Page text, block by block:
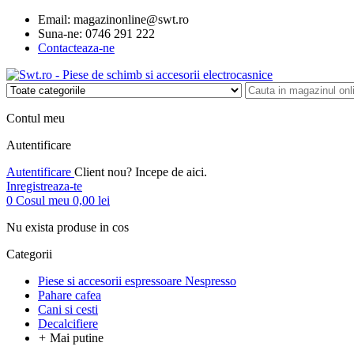
Email: magazinonline@swt.ro
Suna-ne: 0746 291 222
Contacteaza-ne
Contul meu
Autentificare
Autentificare Client nou? Incepe de aici.
Inregistreaza-te
0 Cosul meu 0,00 lei
Nu exista produse in cos
Categorii
Piese si accesorii espressoare Nespresso
Pahare cafea
Cani si cesti
Decalcifiere
+ Mai putine